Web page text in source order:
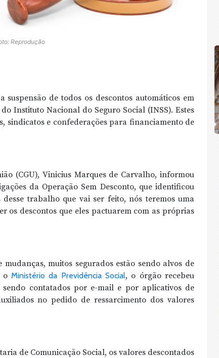
Reprodução
de todos os descontos automáticos em
Instituto Nacional do Seguro Social (INSS). Estes
sindicatos e confederações para financiamento de
(CGU), Vinicius Marques de Carvalho, informou
da Operação Sem Desconto, que identificou
trabalho que vai ser feito, nós teremos uma
os descontos que eles pactuarem com as próprias
muitos segurados estão sendo alvos de
oMinistério da Previdência Social, o órgão recebeu
contatados por e-mail e por aplicativos de
no pedido de ressarcimento dos valores
de Comunicação Social, os valores descontados